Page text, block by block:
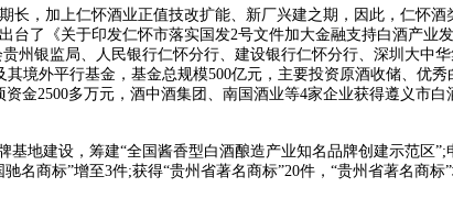
，加上仁怀酒业正值技改扩能、新厂兴建之期，因此，仁怀
了《关于印发仁怀市落实国发2号文件加大金融支持白酒产
州银监局、人民银行仁怀分行、建设银行仁怀分行、深圳大中
境外平行基金，基金总规模500亿元，主要投资原酒收储、优
金2500多万元，酒中酒集团、南国酒业等4家企业获得遵义市
建设，筹建“全国酱香型白酒酿造产业知名品牌创建示范区”;
名商标”增至3件;获得“贵州省著名商标”20件，“贵州省著名商标